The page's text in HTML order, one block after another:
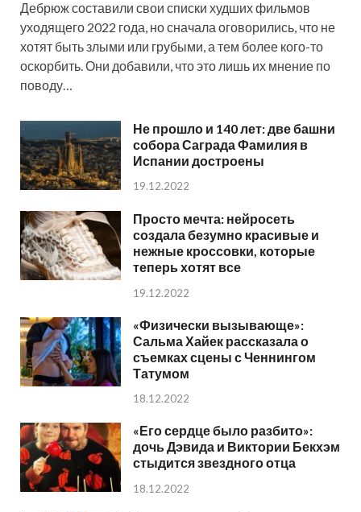
Дебрюж составили свои списки худших фильмов
уходящего 2022 года, но сначала оговорились, что не
хотят быть злыми или грубыми, а тем более кого-то
оскорбить. Они добавили, что это лишь их мнение по
поводу…
Не прошло и 140 лет: две башни
собора Саграда Фамилия в
Испании достроены
19.12.2022
Просто мечта: нейросеть
создала безумно красивые и
нежные кроссовки, которые
теперь хотят все
19.12.2022
«Физически вызывающе»:
Сальма Хайек рассказала о
съемках сцены с Ченнингом
Татумом
18.12.2022
«Его сердце было разбито»:
дочь Дэвида и Виктории Бекхэм
стыдится звездного отца
18.12.2022